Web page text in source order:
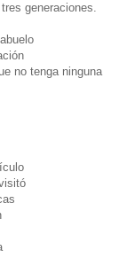
generaciones.
no tenga ninguna